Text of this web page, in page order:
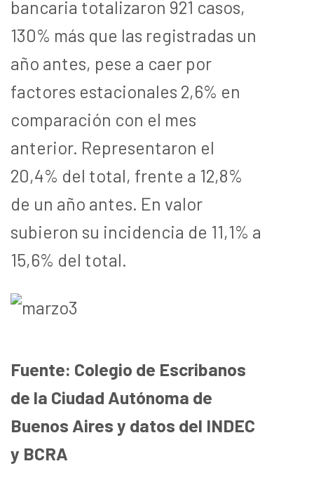
bancaria totalizaron 921 casos,
130% más que las registradas un
año antes, pese a caer por
factores estacionales 2,6% en
comparación con el mes
anterior. Representaron el
20,4% del total, frente a 12,8%
de un año antes. En valor
subieron su incidencia de 11,1% a
15,6% del total.
Fuente: Colegio de Escribanos
de la Ciudad Autónoma de
Buenos Aires y datos del INDEC
y BCRA